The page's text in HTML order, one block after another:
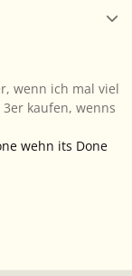
wenn ich mal viel
kaufen, wenns
wehn its Done